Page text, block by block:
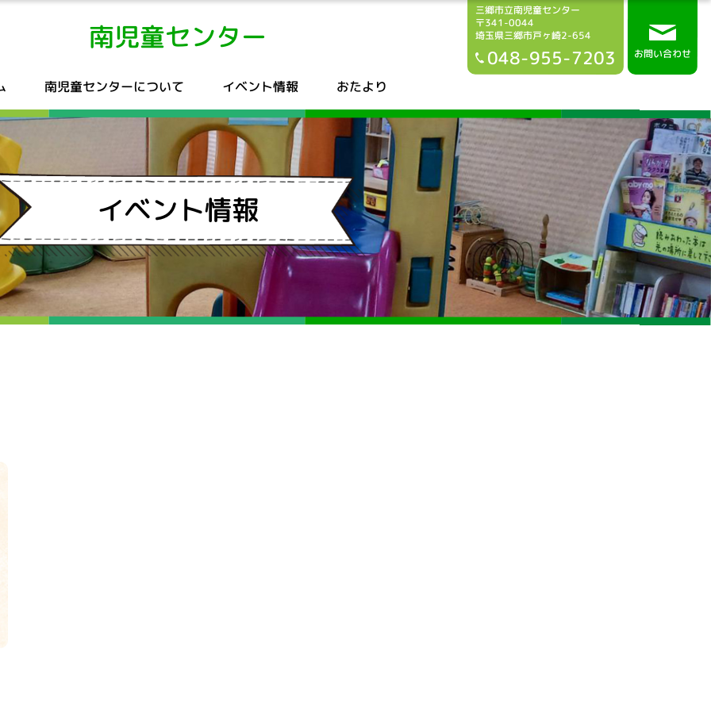
南児童センター
三郷市立南児童センター
〒341-0044
埼玉県三郷市戸ヶ崎2-654
048-955-7203 お問い合わせ
南児童センターについて イベント情報 おたより
イベント情報